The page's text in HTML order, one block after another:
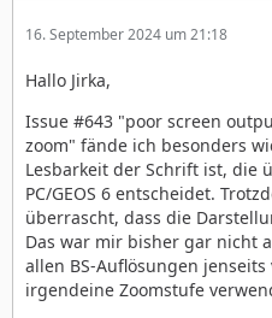
16. September 2024 um 21:18
Hallo Jirka,
Issue #643 "poor screen
zoom" fände ich besonders
Lesbarkeit der Schrift ist, die
PC/GEOS 6 entscheidet.
überrascht, dass die
Das war mir bisher gar nicht
allen BS-Auflösungen
irgendeine Zoomstufe